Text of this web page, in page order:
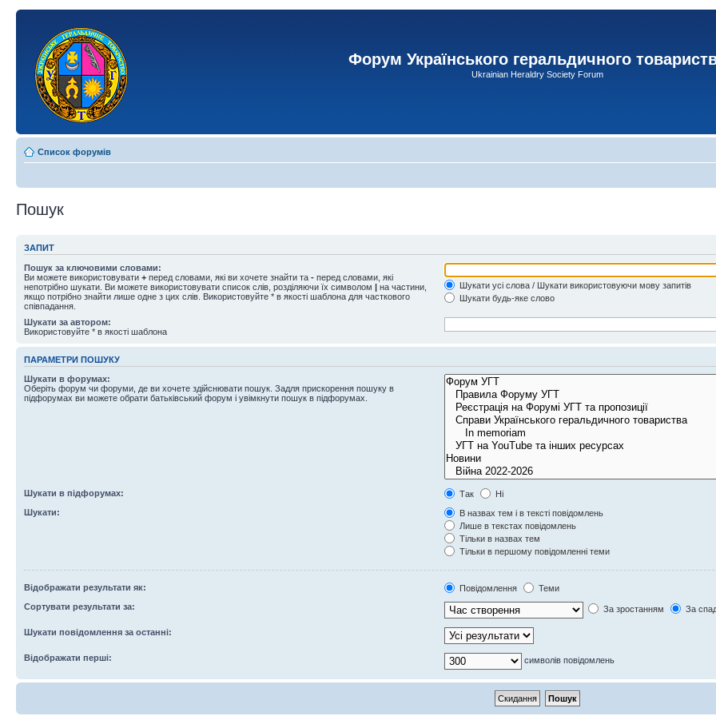
Форум Українського геральдичного
Ukrainian Heraldry Society Forum
Список форумів
Пошук
ЗАПИТ
Пошук за ключовими словами:
Ви можете використовувати + перед словами, які ви хочете знайти та - перед словами, які
непотрібно шукати. Ви можете використовувати список слів, розділяючи їх символом | на частини,
якщо потрібно знайти лише одне з цих слів. Використовуйте * в якості шаблона для часткового
співпадання.
Шукати усі слова / Шукати використовуючи мову запитів
Шукати будь-яке слово
Шукати за автором:
Використовуйте * в якості шаблона
ПАРАМЕТРИ ПОШУКУ
Шукати в форумах:
Оберіть форум чи форуми, де ви хочете здійснювати пошук. Задля прискорення пошуку в
підфорумах ви можете обрати батьківський форум і увімкнути пошук в підфорумах.
Шукати в підфорумах: Так
Ні
Шукати:
В назвах тем і в тексті повідомлень
Лише в текстах повідомлень
Тільки в назвах тем
Тільки в першому повідомленні теми
Відображати результати як: Повідомлення
Теми
Сортувати результати за:
За зростанням За
Шукати повідомлення за останні:
Відображати перші: символів повідомлень